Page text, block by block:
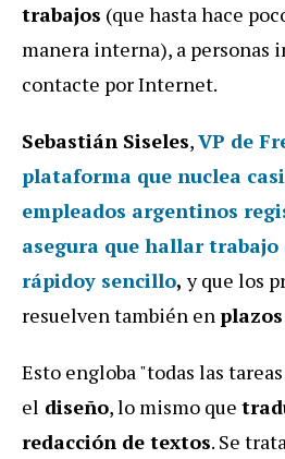
trabajos (que hasta hace
manera interna), a personas
contacte por Internet.
Sebastián Siseles,VP de
plataforma que nuclea
empleados argentinos
asegura que hallar trabajo
rápidoy sencillo,y que los
resuelven también en
Esto engloba "todas las
el diseño, lo mismo que
redacción de textos. Se